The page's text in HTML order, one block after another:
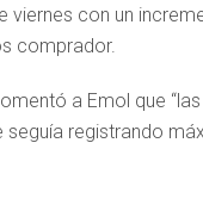
con un
comprador.
a Emol que
registrando